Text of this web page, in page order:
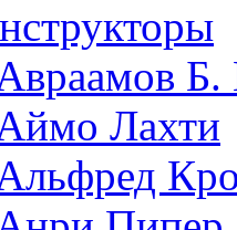
Б.
Лахти